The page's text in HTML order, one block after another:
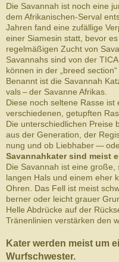
Die Savan­nah ist noch eine
dem Afrikanischen-​Serval
Jahren fand eine zufäl­lige
einer Siamesin statt, bevor
regelmäßi­gen Zucht von
Savan­nahs sind von der
kön­nen in der „breed
Benannt ist die Savan­nah
vals – der Savanne Afrikas.
Diese noch sel­tene Rasse
ver­schiede­nen, getupften
Die unter­schiedlichen Preise
aus der Gen­er­a­tion, der
nung und ob Lieb­haber —
Savan­nahkater sind meist
Die Savan­nah ist eine große,
lan­gen Hals und einem eher
Ohren. Das Fell ist meist
berner oder leicht grauer
Helle Abdrücke auf der
Trä­nen­lin­ien ver­stärken den
Kater wer­den meist um
Wurfschwester.